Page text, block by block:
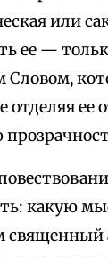
или
ее —
Словом,
отделяя ее
какую
священный